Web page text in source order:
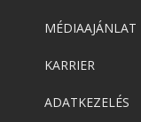
MÉDIAAJÁNLAT
KARRIER
ADATKEZELÉS